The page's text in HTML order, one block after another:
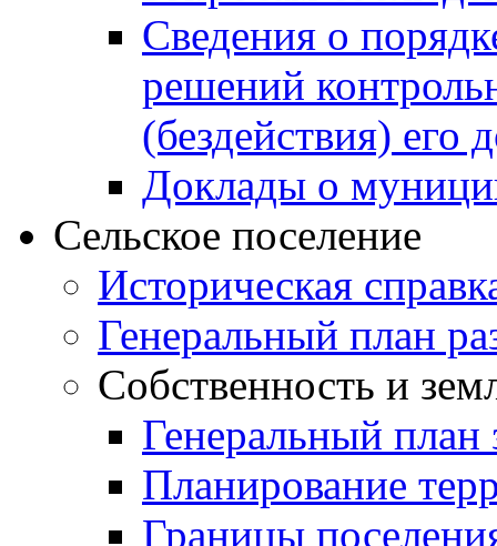
Сведения о
решений
(бездействия)
Доклады о
Сельское поселение
Историческая
Генеральный план
Собственность и
Генеральный план
Планирование
Границы